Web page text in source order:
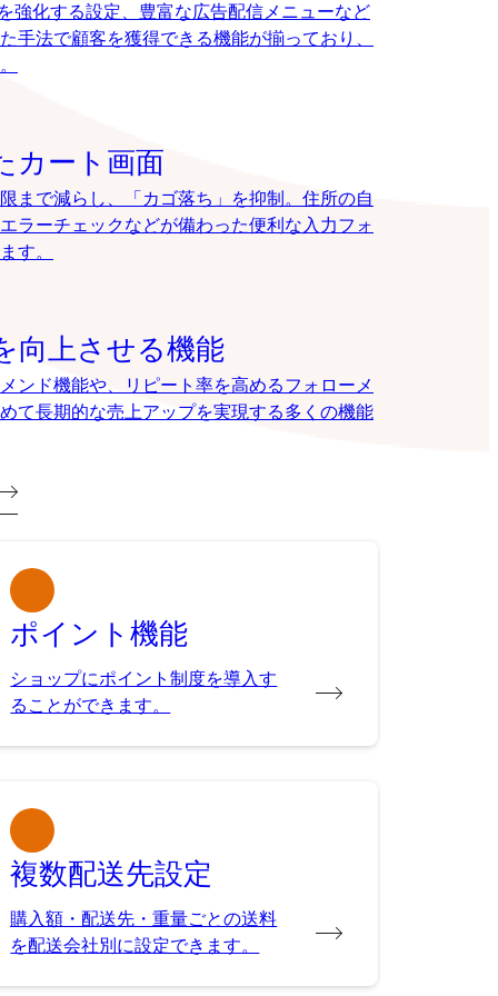
強化する設定、豊富な広告配信メニューなど
手法で顧客を獲得できる機能が揃っており、
カート画面
まで減らし、「カゴ落ち」を抑制。住所の自
ラーチェックなどが備わった便利な入力フォ
す。
向上させる機能
ンド機能や、リピート率を高めるフォローメ
て長期的な売上アップを実現する多くの機能
ポイント機能
ショップにポイント制度を導入す
ることができます。
複数配送先設定
購入額・配送先・重量ごとの送料
を配送会社別に設定できます。